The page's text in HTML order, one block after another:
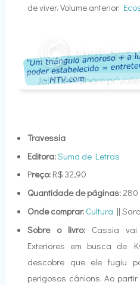
de viver. Volume anterior:
Travessia
Editora:Suma de Letras
Preço: R$ 32,90
Quantidade de páginas: 280
Onde comprar: Cultura ||
Sobre o livro:Cassia vai
Exteriores em busca de
descobre que ele fugiu
perigosos cânions. Ao